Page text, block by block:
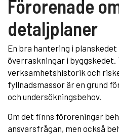
Förorenade
detaljplaner
En bra hantering i
överraskningar i byggskedet.
verksamhetshistorik och
fyllnadsmassor är en grund
och undersökningsbehov.
Om det finns föroreningar
ansvarsfrågan, men också